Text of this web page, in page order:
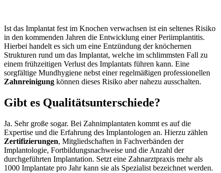
Ist das Implantat fest im Knochen verwachsen ist ein seltenes Risiko
in den kommenden Jahren die Entwicklung einer Periimplantitis.
Hierbei handelt es sich um eine Entzündung der knöchernen
Strukturen rund um das Implantat, welche im schlimmsten Fall zu
einem frühzeitigen Verlust des Implantats führen kann. Eine
sorgfältige Mundhygiene nebst einer regelmäßigen professionellen
Zahnreinigung können dieses Risiko aber nahezu ausschalten.
Gibt es Qualitätsunterschiede?
Ja. Sehr große sogar. Bei Zahnimplantaten kommt es auf die
Expertise und die Erfahrung des Implantologen an. Hierzu zählen
Zertifizierungen, Mitgliedschaften in Fachverbänden der
Implantologie, Fortbildungsnachweise und die Anzahl der
durchgeführten Implantation. Setzt eine Zahnarztpraxis mehr als
1000 Implantate pro Jahr kann sie als Spezialist bezeichnet werden.